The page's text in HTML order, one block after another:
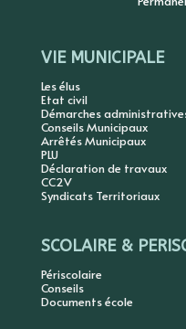
VIE MUNICIPALE
Les élus
Etat civil
Démarches
Conseils Municipaux
Arrêtés Municipaux
PLU
Déclaration de travaux
CC2V
Syndicats Territoriaux
SCOLAIRE &
Périscolaire
Conseils
Documents école